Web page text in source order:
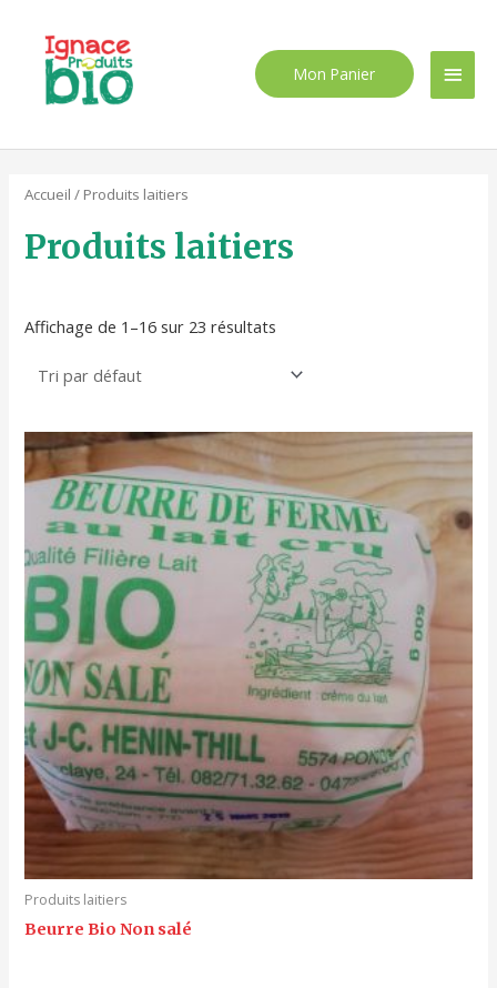
contenu
Mon Panier
Accueil / Produits laitiers
Produits laitiers
Affichage de 1–16 sur 23 résultats
Produits laitiers
Beurre Bio Non salé